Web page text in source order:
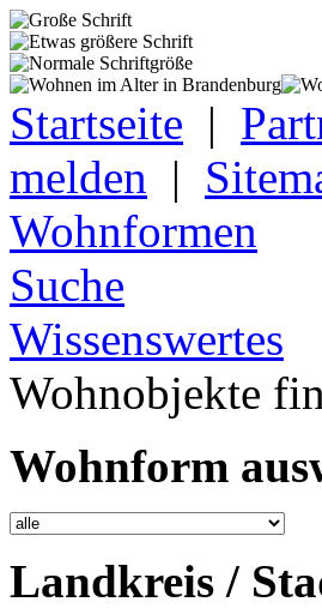
Startseite |
melden |
Wohnformen
Suche
Wissenswertes
Wohnobjekte
Wohnform
Landkreis /